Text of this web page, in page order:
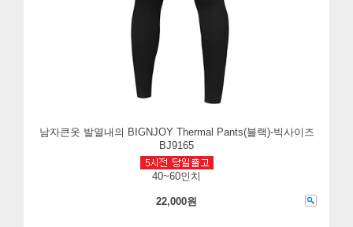
남자큰옷 발열내의 BIGNJOY Thermal Pants(블랙)-빅사이즈
BJ9165
40~60인치
22,000원